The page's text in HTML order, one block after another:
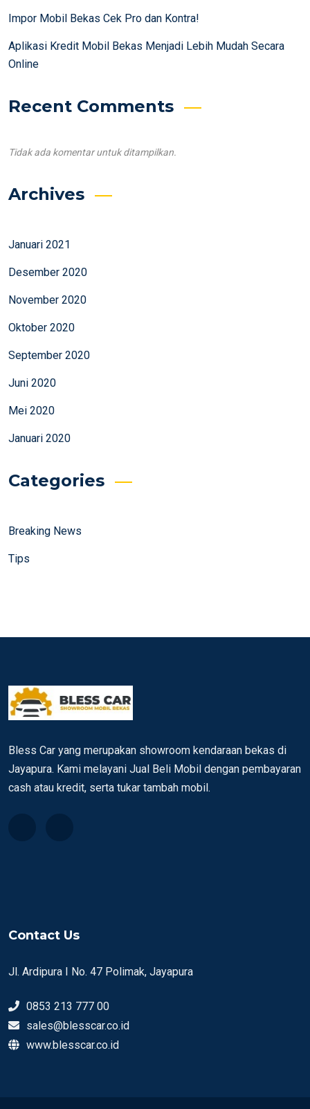
Impor Mobil Bekas Cek Pro dan Kontra!
Aplikasi Kredit Mobil Bekas Menjadi Lebih Mudah Secara
Online
Recent Comments
Tidak ada komentar untuk ditampilkan.
Archives
Januari 2021
Desember 2020
November 2020
Oktober 2020
September 2020
Juni 2020
Mei 2020
Januari 2020
Categories
Breaking News
Tips
Bless Car yang merupakan showroom kendaraan bekas di
Jayapura. Kami melayani Jual Beli Mobil dengan pembayaran
cash atau kredit, serta tukar tambah mobil.
Contact Us
Jl. Ardipura I No. 47 Polimak, Jayapura
0853 213 777 00
sales@blesscar.co.id
www.blesscar.co.id